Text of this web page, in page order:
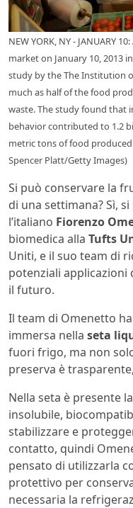
NEW YORK, NY - JANUARY
market on January 10, 2013
study by the The Institution
much as half of the food
waste. The study found that
behavior contributed to 1.2
metric tons of food
Spencer Platt/Getty Images)
Si può conservare la
di una settimana? Sì,
l’italiano Fiorenzo
biomedica alla Tufts
Uniti, e il suo team di
potenziali applicazioni
il futuro.
Il team di Omenetto
immersa nella seta
fuori frigo, ma non
preserva è
Nella seta è presente la
insolubile,
stabilizzare e
contatto, quindi
pensato di utilizzarla
protettivo per
necessaria la